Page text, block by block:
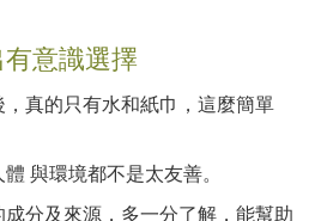
意識選擇
真的只有水和紙巾，這麼簡單
與環境都不是太友善。
分及來源，多一分了解，能幫助